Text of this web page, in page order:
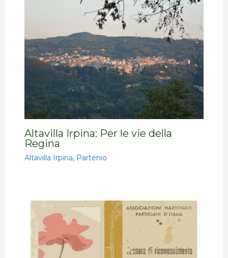
Altavilla Irpina: Per le vie della
Regina
Altavilla Irpina, Partenio